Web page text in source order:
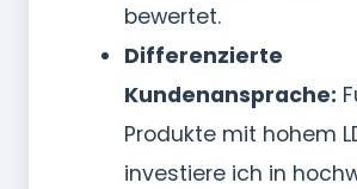
bewertet.
Differenzierte
Kundenansprache:
Produkte mit hohem
investiere ich in